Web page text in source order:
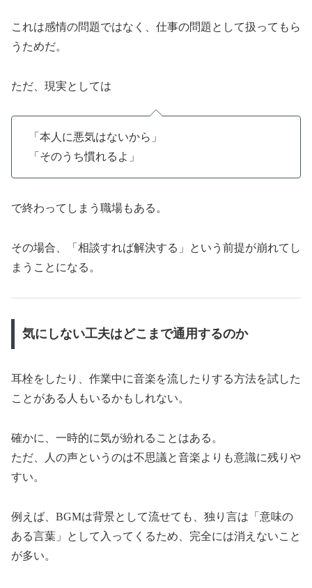
これは感情の問題ではなく、仕事の問題として扱ってもら
うためだ。
ただ、現実としては
「本人に悪気はないから」
「そのうち慣れるよ」
で終わってしまう職場もある。
その場合、「相談すれば解決する」という前提が崩れてし
まうことになる。
気にしない工夫はどこまで通用するのか
耳栓をしたり、作業中に音楽を流したりする方法を試した
ことがある人もいるかもしれない。
確かに、一時的に気が紛れることはある。
ただ、人の声というのは不思議と音楽よりも意識に残りや
すい。
例えば、BGMは背景として流せても、独り言は「意味の
ある言葉」として入ってくるため、完全には消えないこと
が多い。